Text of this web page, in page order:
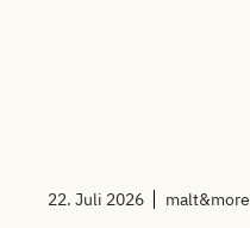
22. Juli 2026 malt&more